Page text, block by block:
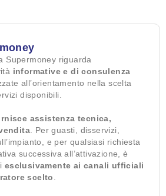
Supermoney riguarda
informative e di consulenza
all’orientamento nella scelta
disponibili.
assistenza tecnica,
. Per guasti, disservizi,
e per qualsiasi richiesta
successiva all’attivazione, è
esclusivamente ai canali ufficiali
scelto